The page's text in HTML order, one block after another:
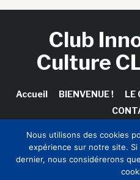
Club
Culture
Accueil BIENVENUE ! LE
Copyright © 2026 Club
Sinapses
Nous utilisons des cookies
expérience sur notre site.
dernier, nous considérerons